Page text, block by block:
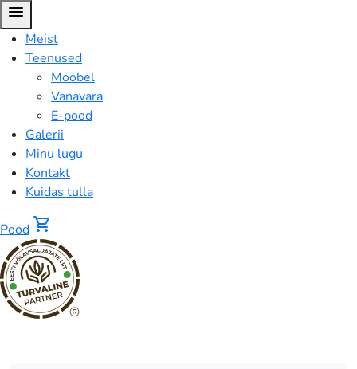
menu
Meist
Teenused
Mööbel
Vanavara
E-pood
Galerii
Minu lugu
Kontakt
Kuidas tulla
Pood shopping_cart
®